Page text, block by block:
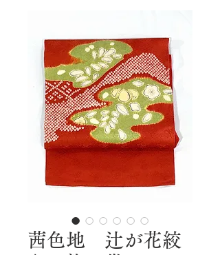
茜色地 辻が花絞